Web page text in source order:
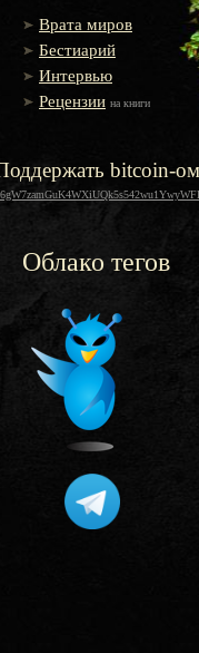
Врата миров
Бестиарий
Интервью
Рецензии на книги
bitcoin-
Облако тегов